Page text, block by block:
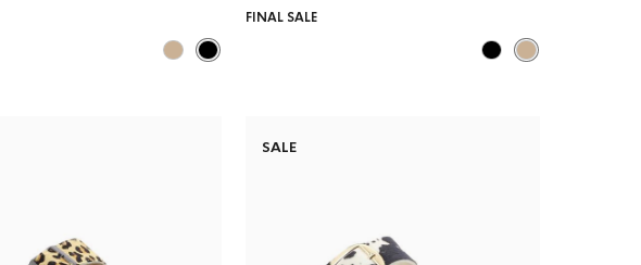
FINAL SALE
SALE